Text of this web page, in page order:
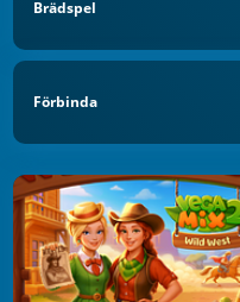
Brädspel
Förbinda